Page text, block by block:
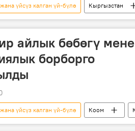
үйсүз калган үй-бүлө Кыргызстан
турак үй картон
айлык бөбөгү
борборго
үйсүз калган үй-бүлө Коом
реабилитациялык борбор